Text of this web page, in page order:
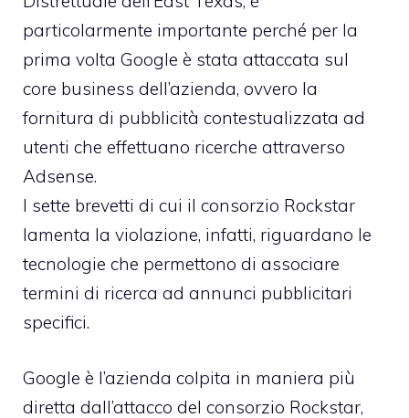
particolarmente importante perché per la
prima volta Google è stata attaccata sul
core business dell’azienda, ovvero la
fornitura di pubblicità contestualizzata ad
utenti che effettuano ricerche attraverso
Adsense.
I sette brevetti di cui il consorzio Rockstar
lamenta la violazione, infatti, riguardano le
tecnologie che permettono di associare
termini di ricerca ad annunci pubblicitari
specifici.
Google è l’azienda colpita in maniera più
diretta dall’attacco del consorzio Rockstar,